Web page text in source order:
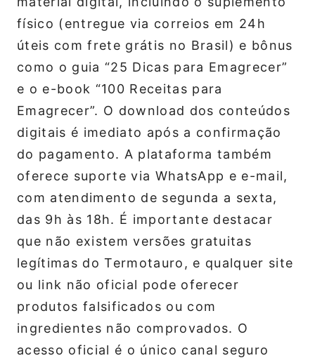
físico (entregue via correios em 24h
úteis com frete grátis no Brasil) e bônus
como o guia “25 Dicas para Emagrecer”
e o e-book “100 Receitas para
Emagrecer”. O download dos conteúdos
digitais é imediato após a confirmação
do pagamento. A plataforma também
oferece suporte via WhatsApp e e-mail,
com atendimento de segunda a sexta,
das 9h às 18h. É importante destacar
que não existem versões gratuitas
legítimas do Termotauro, e qualquer site
ou link não oficial pode oferecer
produtos falsificados ou com
ingredientes não comprovados. O
acesso oficial é o único canal seguro